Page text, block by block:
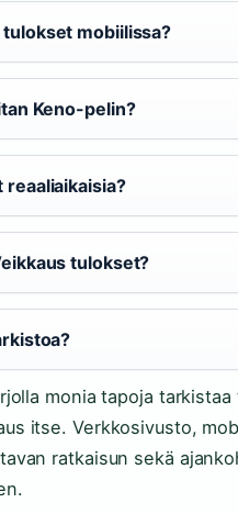
mobiilissa?
Keno-pelin?
reaaliaikaisia?
tulokset?
monia tapoja
itse. Verkkosivusto,
ratkaisun sekä